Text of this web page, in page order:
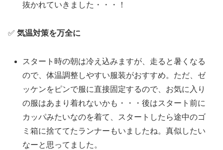
抜かれていきました・・・！
✅ 気温対策を万全に
スタート時の朝は冷え込みますが、走ると暑くなる
ので、体温調整しやすい服装がおすすめ。ただ、ゼ
ッケンをピンで服に直接固定するので、お気に入り
の服はあまり着れないかも・・・後はスタート前に
カッパみたいなのを着て、スタートしたら途中のゴ
ミ箱に捨ててたランナーもいましたね。真似したい
なーと思ってました。